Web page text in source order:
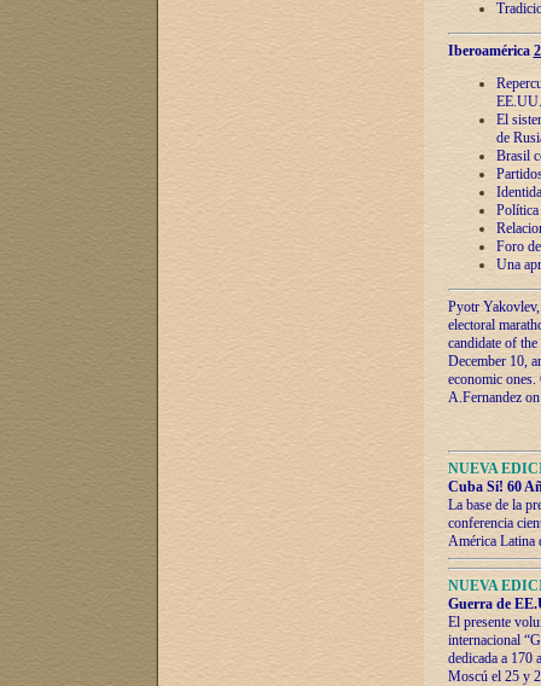
Iberoamérica
EE.UU.
El
de
Brasil
Política
Foro
Una
Pyotr
electoral
candidate of
December 10,
economic
A.Fernandez
NUEVA
Cuba Sí! 60
La base de la
conferencia
América Latina
NUEVA
Guerra de
El presente
internacional
dedicada a 170
Moscú el 25 y